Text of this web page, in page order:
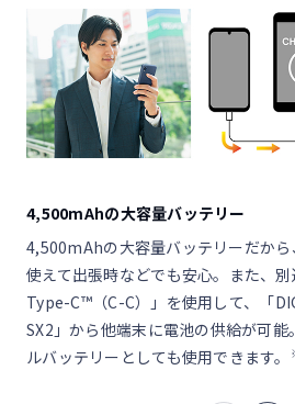
4,500mAhの大容量バッテリー
4,500mAhの大容量バッテリーだから
使えて出張時などでも安心。また、
Type-C™（C-C）」を使用して、「
SX2」から他端末に電池の供給が可能
ルバッテリーとしても使用できます。